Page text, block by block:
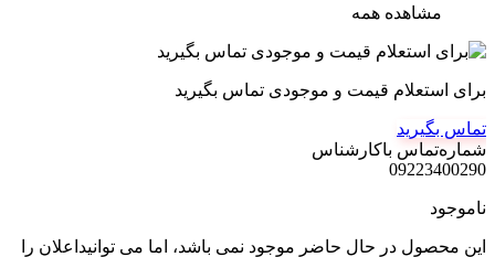
مشاهده همه
برای استعلام قیمت و موجودی تماس بگیرید
تماس بگیرید
شماره‌تماس‌ با‌کارشناس
09223400290
ناموجود
این محصول در حال حاضر موجود نمی باشد، اما می توانیداعلان را